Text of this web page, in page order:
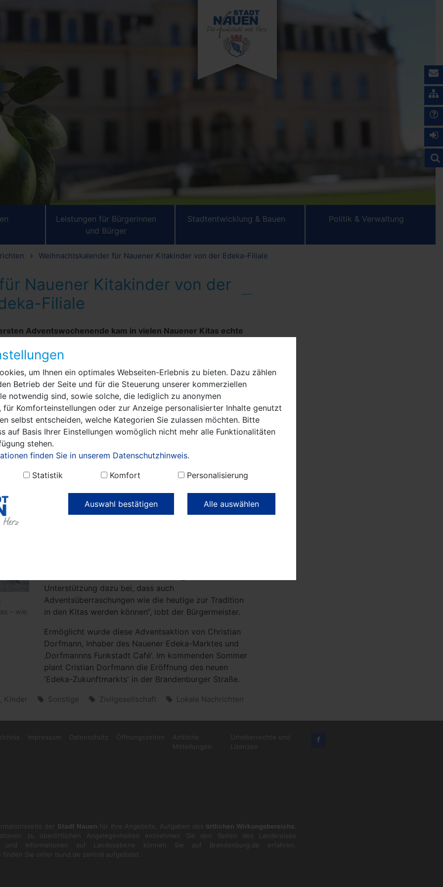
um Ihnen ein optimales Webseiten-Erlebnis zu bieten. Dazu zählen
Betrieb der Seite und für die Steuerung unserer kommerziellen
notwendig sind, sowie solche, die lediglich zu anonymen
für Komforteinstellungen oder zur Anzeige personalisierter Inhalte genutzt
selbst entscheiden, welche Kategorien Sie zulassen möchten. Bitte
auf Basis Ihrer Einstellungen womöglich nicht mehr alle Funktionalitäten
stehen.
finden Sie in unserem Datenschutzhinweis.
Statistik Komfort Personalisierung
Auswahl bestätigen Alle auswählen
Leistungen für Bürgerinnen
und Bürger
Stadtentwicklung & Bauen Politik & Verwaltung
Weihnachtskalender für Nauener Kitakinder von der Edeka-Filiale
Nauener Kitakinder von der
Filiale
Adventswochenende kam in vielen Nauener Kitas echte
Meger (LWN) besuchte bei winterlichen Wetter
‚Nah und Gut‘ und Vanessa Klitzke, Teamleiterin
der Stadt Nauen.
– wie
Die Tour startete in der Kita Kinderland in Nauen und
ging dann weiter nach Berge, Bergerdamm und
Kienberg. Im Gepäck hatte das Trio stolze 280
Weihnachtskalender für die Kinder. Diese wiederum
empfingen die Besucher herzlich mit Gedichten,
selbstgemachten Weihnachtsbasteleien und
Weihnachtsliedern.
Bürgermeister Meger bedankte sich für diese tolle
vorweihnachtliche Unterstützung sowohl bei den
Kindern und Kita-Leitenden als auch bei dem Sponsor
der Weihnachtskalender: „Dass wir die die
Unterstützung dazu bei, dass auch
Adventsüberraschungen wie die heutige zur Tradition
in den Kitas werden können“, lobt der Bürgermeister.
Ermöglicht wurde diese Adventsaktion von Christian
Dorfmann, Inhaber des Nauener Edeka-Marktes und
‚Dorfmannns Funkstadt Café‘. Im kommenden Sommer
plant Cristian Dorfmann die Eröffnung des neuen
'Edeka-Zukunftmarkts' in der Brandenburger Straße.
Kinder Sonstige Zivilgesellschaft Lokale Nachrichten
Impressum Datenschutz Öffnungszeiten
Amtliche
Mitteilungen
Urheberrechte und
Lizenzen
der Stadt Nauen für ihre Angebote, Aufgaben des örtlichen Wirkungsbereichs
zu überörtlichen Angelegenheiten entnehmen Sie den Seiten des Landkreises
und Informationen auf Landesebene können Sie auf
Brandenburg.de
erfahren.
finden Sie unter
bund.de zentral aufgelistet.